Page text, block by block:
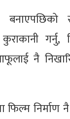
गर्नु,
नै
फिल्म